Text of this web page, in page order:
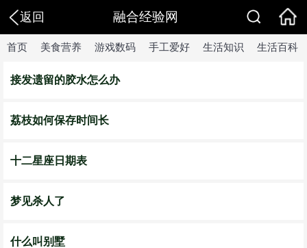
返回 融合经验网
首页 美食营养 游戏数码 手工爱好 生活知识 生活百科
接发遗留的胶水怎么办
荔枝如何保存时间长
十二星座日期表
梦见杀人了
什么叫别墅